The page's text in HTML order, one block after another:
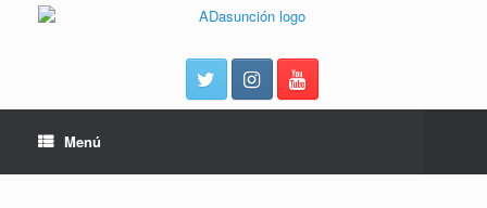
Menú